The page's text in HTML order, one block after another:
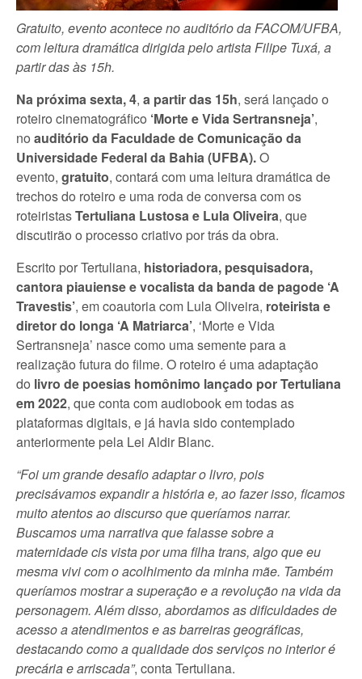
Gratuito, evento acontece no auditório da FACOM/UFBA,
com leitura dramática dirigida pelo artista Filipe Tuxá, a
partir das às 15h.
Na próxima sexta, 4, a partir das 15h, será lançado o
roteiro cinematográfico ‘Morte e Vida Sertransneja’,
no auditório da Faculdade de Comunicação da
Universidade Federal da Bahia (UFBA).O
evento, gratuito, contará com uma leitura dramática de
trechos do roteiro e uma roda de conversa com os
roteiristasTertuliana Lustosa e Lula Oliveira, que
discutirão o processo criativo por trás da obra.
Escrito por Tertuliana, historiadora, pesquisadora,
cantora piauiense e vocalista da banda de pagode ‘A
Travestis’, em coautoria com Lula Oliveira, roteirista e
diretor do longa ‘A Matriarca’, ‘Morte e Vida
Sertransneja’ nasce como uma semente para a
realização futura do filme. O roteiro é uma adaptação
do livro de poesias homônimo lançado por Tertuliana
em 2022, que conta com audiobook em todas as
plataformas digitais, e já havia sido contemplado
anteriormente pela Lei Aldir Blanc.
“Foi um grande desafio adaptar o livro, pois
precisávamos expandir a história e, ao fazer isso, ficamos
muito atentos ao discurso que queríamos narrar.
Buscamos uma narrativa que falasse sobre a
maternidade cis vista por uma filha trans, algo que eu
mesma vivi com o acolhimento da minha mãe. Também
queríamos mostrar a superação e a revolução na vida da
personagem. Além disso, abordamos as dificuldades de
acesso a atendimentos e as barreiras geográficas,
destacando como a qualidade dos serviços no interior é
precária e arriscada”, conta Tertuliana.